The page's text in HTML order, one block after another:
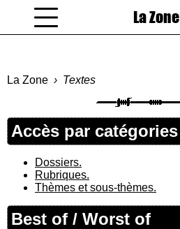
La Zone
La Zone Textes
Accès par catégories
Dossiers.
Rubriques.
Thèmes et sous-thèmes.
Best of / Worst of